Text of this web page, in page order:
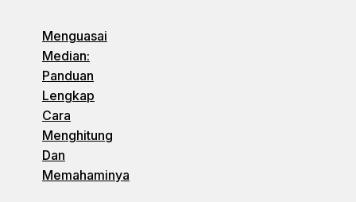
Menguasai
Median:
Panduan
Lengkap
Cara
Menghitung
Dan
Memahaminya